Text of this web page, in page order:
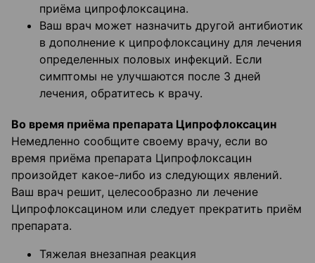
приёма ципрофлоксацина.
Ваш врач может назначить другой антибиотик
в дополнение к ципрофлоксацину для лечения
определенных половых инфекций. Если
симптомы не улучшаются после 3 дней
лечения, обратитесь к врачу.
Во время приёма препарата Ципрофлоксацин
Немедленно сообщите своему врачу, если во
время приёма препарата Ципрофлоксацин
произойдет какое-либо из следующих явлений.
Ваш врач решит, целесообразно ли лечение
Ципрофлоксацином или следует прекратить приём
препарата.
Тяжелая внезапная реакция